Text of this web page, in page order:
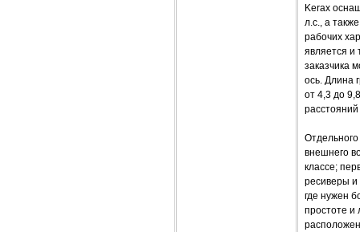
Kerax
л.с., а
рабочих
является и
заказчика
ось. Длина
от 4,3 до
внешнего
классе;
ресиверы и
где нужен
простоте и